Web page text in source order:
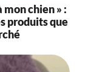
mon chien » :
produits que